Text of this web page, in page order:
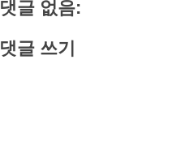
댓글 없음:
댓글 쓰기